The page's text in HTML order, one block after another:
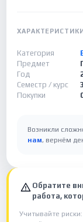
Категория
Предмет
Год
Семестр / курс
3
Покупки
Возникли
нам, вернём
Обратите
работа,
Учитывайте